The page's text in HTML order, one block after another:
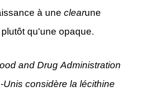
à une clearune
qu'une opaque.
and Drug Administration
Unis considère la lécithine